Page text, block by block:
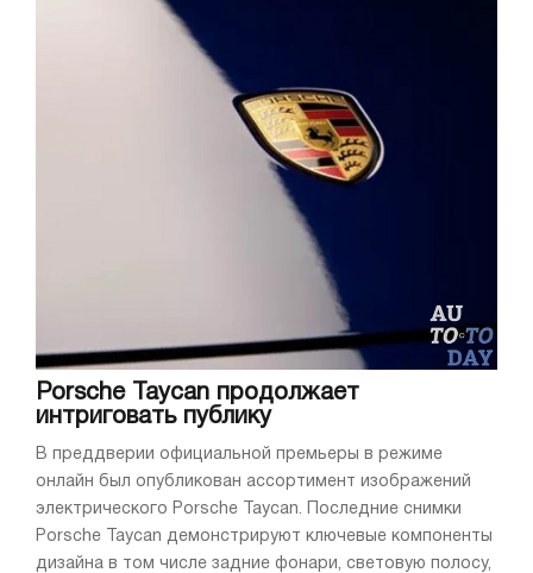
Porsche Taycan продолжает
интриговать публику
В преддверии официальной премьеры в режиме
онлайн был опубликован ассортимент изображений
электрического Porsche Taycan. Последние снимки
Porsche Taycan демонстрируют ключевые компоненты
дизайна в том числе задние фонари, световую полосу,